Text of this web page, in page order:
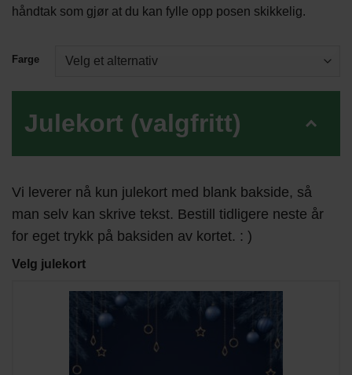
håndtak som gjør at du kan fylle opp posen skikkelig.
Farge
Julekort (valgfritt)
Vi leverer nå kun julekort med blank bakside, så
man selv kan skrive tekst. Bestill tidligere neste år
for eget trykk på baksiden av kortet. : )
Velg julekort